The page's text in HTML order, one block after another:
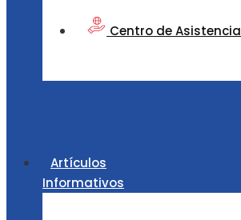
Centro de Asistencia
Artículos
Informativos